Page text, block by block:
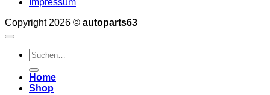
Impressum
Copyright 2026 © autoparts63
Suchen
nach:
Home
Shop